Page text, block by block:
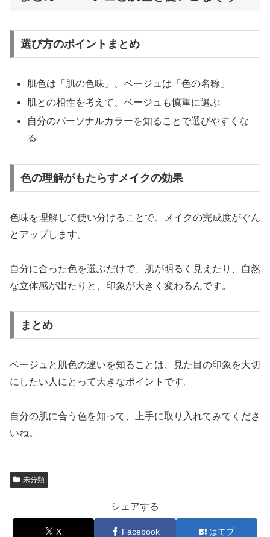
選び方のポイントまとめ
肌色は「肌の色味」、ベージュは「色の名称」
肌との相性を考えて、ベージュも慎重に選ぶ
自分のパーソナルカラーを知ることで選びやすくな
る
色の理解がもたらすメイクの効果
色味を理解して使い分けることで、メイクの完成度がぐん
とアップします。
自分に合った色を選ぶだけで、肌が明るく見えたり、自然
な立体感が出たりと、印象が大きく変わるんです。
まとめ
ベージュと肌色の違いを知ることは、見た目の印象を大切
にしたい人にとって大きなポイントです。
自分の肌に合う色を知って、上手に取り入れてみてくださ
いね。
未分類
シェアする
X Facebook はてブ